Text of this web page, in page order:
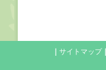
サイトマップ｜